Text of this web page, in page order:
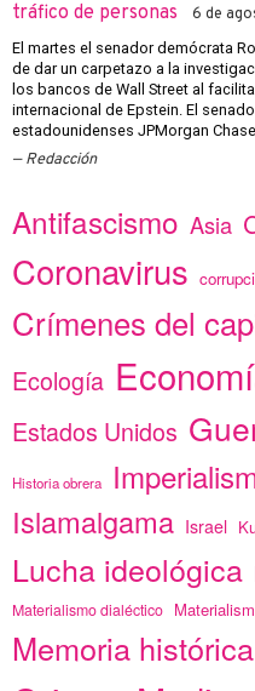
tráfico de personas
6 de
El martes el senador demócrata
de dar un carpetazo a la
los bancos de Wall Street al
internacional de Epstein. El
estadounidenses JPMorgan
Redacción
Antifascismo Asia
Coronavirus
Crímenes del
Ecología
Estados Unidos
Historia obrera
Islamalgama Israel
Lucha ideológica
Materialismo dialéctico
Memoria histórica